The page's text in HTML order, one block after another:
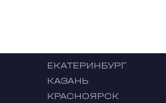
ЕКАТЕРИНБУРГ
КАЗАНЬ
КРАСНОЯРСК